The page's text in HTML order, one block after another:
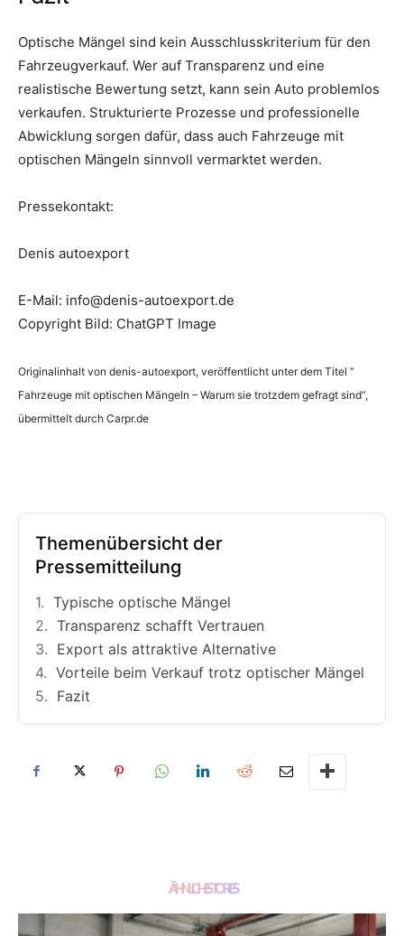
Optische Mängel sind kein Ausschlusskriterium für den
Fahrzeugverkauf. Wer auf Transparenz und eine
realistische Bewertung setzt, kann sein Auto problemlos
verkaufen. Strukturierte Prozesse und professionelle
Abwicklung sorgen dafür, dass auch Fahrzeuge mit
optischen Mängeln sinnvoll vermarktet werden.
Pressekontakt:
Denis autoexport
E-Mail: info@denis-autoexport.de
Copyright Bild: ChatGPT Image
Originalinhalt von denis-autoexport, veröffentlicht unter dem Titel “
Fahrzeuge mit optischen Mängeln – Warum sie trotzdem gefragt sind“,
übermittelt durch Carpr.de
Themenübersicht der
Pressemitteilung
Typische optische Mängel
Transparenz schafft Vertrauen
Export als attraktive Alternative
Vorteile beim Verkauf trotz optischer Mängel
Fazit
ÄHNLICHE STORIES